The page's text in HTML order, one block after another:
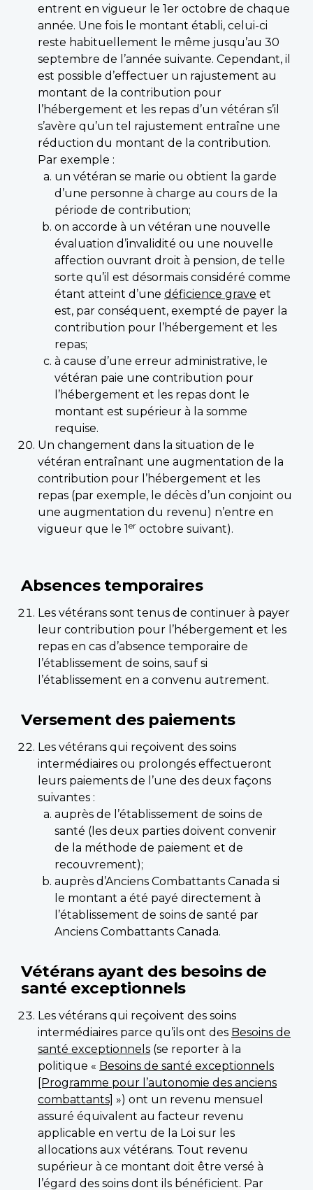
entrent en vigueur le 1er octobre de chaque
année. Une fois le montant établi, celui-ci
reste habituellement le même jusqu’au 30
septembre de l’année suivante. Cependant, il
est possible d’effectuer un rajustement au
montant de la contribution pour
l’hébergement et les repas d’un vétéran s’il
s’avère qu’un tel rajustement entraîne une
réduction du montant de la contribution.
Par exemple :
un vétéran se marie ou obtient la garde
d’une personne à charge au cours de la
période de contribution;
on accorde à un vétéran une nouvelle
évaluation d’invalidité ou une nouvelle
affection ouvrant droit à pension, de telle
sorte qu’il est désormais considéré comme
étant atteint d’une déficience grave et
est, par conséquent, exempté de payer la
contribution pour l’hébergement et les
repas;
à cause d’une erreur administrative, le
vétéran paie une contribution pour
l’hébergement et les repas dont le
montant est supérieur à la somme
requise.
Un changement dans la situation de le
vétéran entraînant une augmentation de la
contribution pour l’hébergement et les
repas (par exemple, le décès d’un conjoint ou
une augmentation du revenu) n’entre en
vigueur que le 1 er octobre suivant).
Absences temporaires
Les vétérans sont tenus de continuer à payer
leur contribution pour l’hébergement et les
repas en cas d’absence temporaire de
l’établissement de soins, sauf si
l’établissement en a convenu autrement.
Versement des paiements
Les vétérans qui reçoivent des soins
intermédiaires ou prolongés effectueront
leurs paiements de l’une des deux façons
suivantes :
auprès de l’établissement de soins de
santé (les deux parties doivent convenir
de la méthode de paiement et de
recouvrement);
auprès d’Anciens Combattants Canada si
le montant a été payé directement à
l’établissement de soins de santé par
Anciens Combattants Canada.
Vétérans ayant des besoins de
santé exceptionnels
Les vétérans qui reçoivent des soins
intermédiaires parce qu’ils ont des Besoins de
santé exceptionnels (se reporter à la
politique « Besoins de santé exceptionnels
[Programme pour l’autonomie des anciens
combattants] ») ont un revenu mensuel
assuré équivalent au facteur revenu
applicable en vertu de la Loi sur les
allocations aux vétérans. Tout revenu
supérieur à ce montant doit être versé à
l’égard des soins dont ils bénéficient. Par